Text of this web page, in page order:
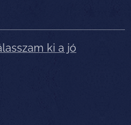
ki a jó